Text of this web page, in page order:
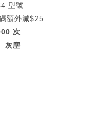
型號
額外減$25
次
灰塵